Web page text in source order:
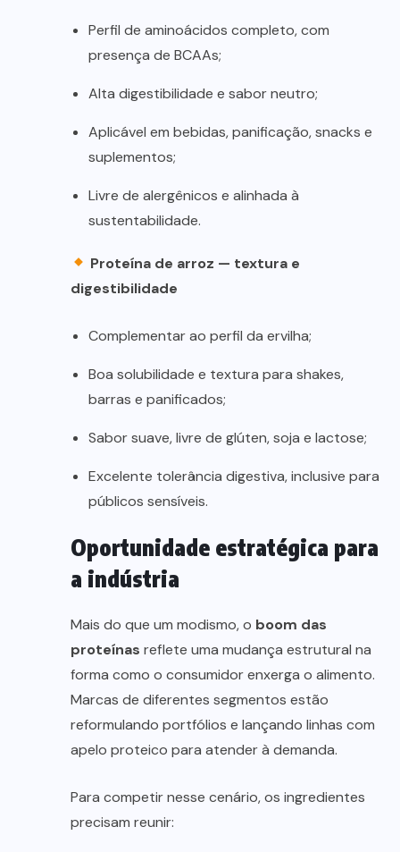
Perfil de aminoácidos completo, com
presença de BCAAs;
Alta digestibilidade e sabor neutro;
Aplicável em bebidas, panificação, snacks e
suplementos;
Livre de alergênicos e alinhada à
sustentabilidade.
Proteína de arroz — textura e
digestibilidade
Complementar ao perfil da ervilha;
Boa solubilidade e textura para shakes,
barras e panificados;
Sabor suave, livre de glúten, soja e lactose;
Excelente tolerância digestiva, inclusive para
públicos sensíveis.
Oportunidade estratégica para
a indústria
Mais do que um modismo, o boom das
proteínas reflete uma mudança estrutural na
forma como o consumidor enxerga o alimento.
Marcas de diferentes segmentos estão
reformulando portfólios e lançando linhas com
apelo proteico para atender à demanda.
Para competir nesse cenário, os ingredientes
precisam reunir: